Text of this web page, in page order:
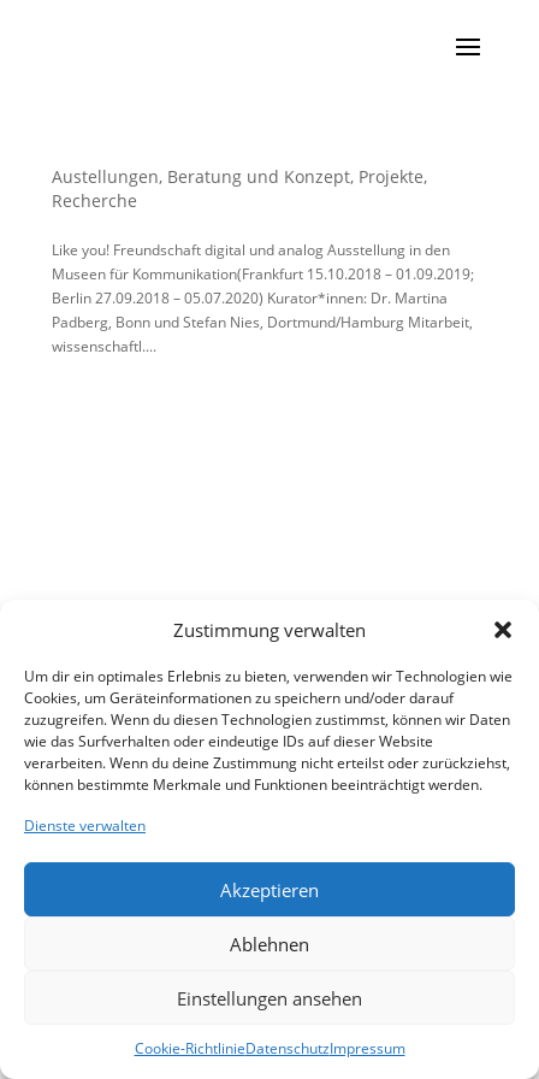
Zustimmung verwalten
Um dir ein optimales Erlebnis zu bieten, verwenden wir Technologien wie
Cookies, um Geräteinformationen zu speichern und/oder darauf
zuzugreifen. Wenn du diesen Technologien zustimmst, können wir Daten
wie das Surfverhalten oder eindeutige IDs auf dieser Website
verarbeiten. Wenn du deine Zustimmung nicht erteilst oder zurückziehst,
können bestimmte Merkmale und Funktionen beeinträchtigt werden.
Dienste verwalten
Akzeptieren
Ablehnen
Einstellungen ansehen
Cookie-RichtlinieDatenschutzImpressum
Austellungen, Beratung und Konzept, Projekte,
Recherche
Like you! Freundschaft digital und analog Ausstellung in den
Museen für Kommunikation(Frankfurt 15.10.2018 – 01.09.2019;
Berlin 27.09.2018 – 05.07.2020) Kurator*innen: Dr. Martina
Padberg, Bonn und Stefan Nies, Dortmund/Hamburg Mitarbeit,
wissenschaftl....